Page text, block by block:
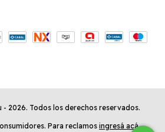
- 2026. Todos los derechos reservados.
Para reclamos ingresá acá.